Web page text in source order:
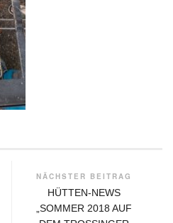
NÄCHSTER BEITRAG
HÜTTEN-NEWS
„SOMMER 2018 AUF